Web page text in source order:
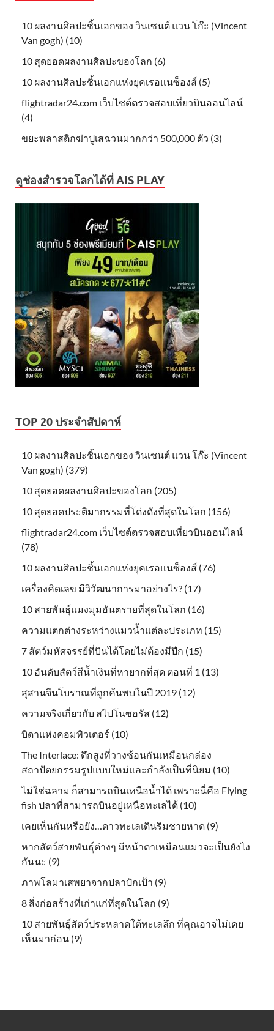
10 ผลงานศิลปะชิ้นเอกของ วินเซนต์ แวน โก๊ะ (Vincent
Van gogh) (10)
10 สุดยอดผลงานศิลปะของโลก (6)
10 ผลงานศิลปะชิ้นเอกแห่งยุคเรอแนซ็องส์ (5)
flightradar24.com เว็บไซต์ตรวจสอบเที่ยวบินออนไลน์
(4)
ขยะพลาสติกฆ่าปูเสฉวนมากกว่า 500,000 ตัว (3)
ดูช่องสำรวจโลกได้ที่ AIS PLAY
TOP 20 ประจำสัปดาห์
10 ผลงานศิลปะชิ้นเอกของ วินเซนต์ แวน โก๊ะ (Vincent
Van gogh) (379)
10 สุดยอดผลงานศิลปะของโลก (205)
10 สุดยอดประติมากรรมที่โด่งดังที่สุดในโลก (156)
flightradar24.com เว็บไซต์ตรวจสอบเที่ยวบินออนไลน์
(78)
10 ผลงานศิลปะชิ้นเอกแห่งยุคเรอแนซ็องส์ (76)
เครื่องคิดเลข มีวิวัฒนาการมาอย่างไร? (17)
10 สายพันธุ์แมงมุมอันตรายที่สุดในโลก (16)
ความแตกต่างระหว่างแมวน้ำแต่ละประเภท (15)
7 สัตว์มหัศจรรย์ที่บินได้โดยไม่ต้องมีปีก (15)
10 อันดับสัตว์สีน้ำเงินที่หายากที่สุด ตอนที่ 1 (13)
สุสานจีนโบราณที่ถูกค้นพบในปี 2019 (12)
ความจริงเกี่ยวกับ สไปโนซอรัส (12)
บิดาแห่งคอมพิวเตอร์ (10)
The Interlace: ตึกสูงที่วางซ้อนกันเหมือนกล่อง
สถาปัตยกรรมรูปแบบใหม่และกำลังเป็นที่นิยม (10)
ไม่ใช่ฉลาม ก็สามารถบินเหนือน้ำได้ เพราะนี่คือ Flying
fish ปลาที่สามารถบินอยู่เหนือทะเลได้ (10)
เคยเห็นกันหรือยัง…ดาวทะเลเดินริมชายหาด (9)
หากสัตว์สายพันธุ์ต่างๆ มีหน้าตาเหมือนแมวจะเป็นยังไง
กันนะ (9)
ภาพโลมาเสพยาจากปลาปักเป้า (9)
8 สิ่งก่อสร้างที่เก่าแก่ที่สุดในโลก (9)
10 สายพันธุ์สัตว์ประหลาดใต้ทะเลลึก ที่คุณอาจไม่เคย
เห็นมาก่อน (9)